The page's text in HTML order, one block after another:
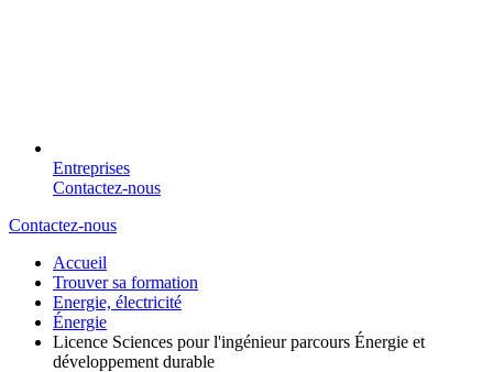
Entreprises
Contactez-nous
Contactez-nous
Accueil
Trouver sa formation
Energie, électricité
Énergie
Licence Sciences pour l'ingénieur parcours Énergie et
développement durable